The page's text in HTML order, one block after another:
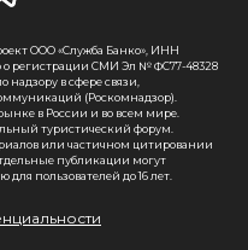
ООО «Служба Банко», ИНН
о регистрации СМИ Эл № ФС77-48328
надзору в сфере связи,
(Роскомнадзор).
в России и во всем мире.
туристический форум.
или частичном цитировании
публикации могут
пользователей до 16 лет.